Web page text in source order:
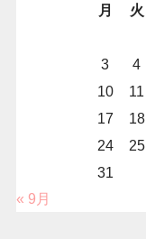
月
火
3
4
10
11
17
18
24
25
31
« 9月